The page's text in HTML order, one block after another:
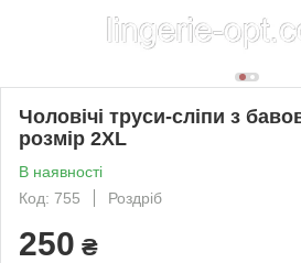
Чоловічі труси-сліпи з
розмір 2XL
В наявності
Код: 755
Роздріб
250 ₴